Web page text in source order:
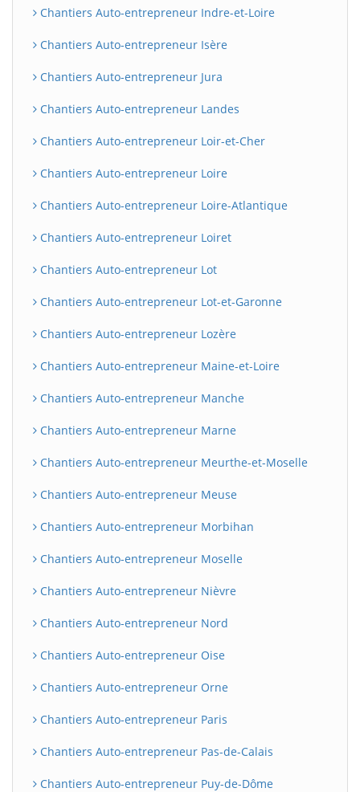
Chantiers Auto-entrepreneur Indre-et-Loire
Chantiers Auto-entrepreneur Isère
Chantiers Auto-entrepreneur Jura
Chantiers Auto-entrepreneur Landes
Chantiers Auto-entrepreneur Loir-et-Cher
Chantiers Auto-entrepreneur Loire
Chantiers Auto-entrepreneur Loire-Atlantique
Chantiers Auto-entrepreneur Loiret
Chantiers Auto-entrepreneur Lot
Chantiers Auto-entrepreneur Lot-et-Garonne
Chantiers Auto-entrepreneur Lozère
Chantiers Auto-entrepreneur Maine-et-Loire
Chantiers Auto-entrepreneur Manche
Chantiers Auto-entrepreneur Marne
Chantiers Auto-entrepreneur Meurthe-et-Moselle
Chantiers Auto-entrepreneur Meuse
Chantiers Auto-entrepreneur Morbihan
Chantiers Auto-entrepreneur Moselle
Chantiers Auto-entrepreneur Nièvre
Chantiers Auto-entrepreneur Nord
Chantiers Auto-entrepreneur Oise
Chantiers Auto-entrepreneur Orne
Chantiers Auto-entrepreneur Paris
Chantiers Auto-entrepreneur Pas-de-Calais
Chantiers Auto-entrepreneur Puy-de-Dôme